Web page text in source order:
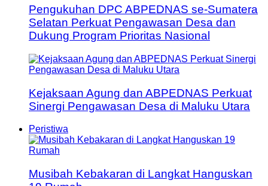
Pengukuhan DPC ABPEDNAS se-Sumatera
Selatan Perkuat Pengawasan Desa dan
Dukung Program Prioritas Nasional
Kejaksaan Agung dan ABPEDNAS Perkuat
Sinergi Pengawasan Desa di Maluku Utara
Peristiwa
Musibah Kebakaran di Langkat Hanguskan